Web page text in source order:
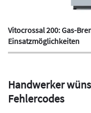
Vitocrossal 200: Gas-
Einsatzmöglichkeiten
Handwerker
Fehlercodes